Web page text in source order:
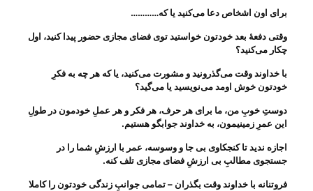
برای اون اشخاص دعا می‌‌کنید یا که…………
وقتی دفعهٔ بعد خودتون خواستید توی فضای مجازی حضور پیدا کنید، اول
چکار می‌‌کنید؟
با خداوند وقت می‌‌گذرونید و مشورت می‌‌کنید، یا که هر چه به فکرِ
خودتون خوش اومد می‌‌نویسید یا می‌‌گید؟
دوستِ خوبِ من، ما برای هر حرف، هر فکر و هر عملِ خودمون در طولِ
این عمرِ زمینیمون، به خداوند جوابگو هستیم.
اجازه ندید تا کنجکاوی بی‌ جا و وسوسه، عمر با ارزشِ شما را در
جستجوی مطالبِ بی‌ ارزشِ فضای مجازی تلف کنه.
فروتنانه با خداوند وقت بگذران – تمامی جوانبِ زندگی خودتون را کاملا